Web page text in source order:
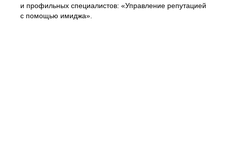
и профильных специалистов: «Управление репутацией
с помощью имиджа».